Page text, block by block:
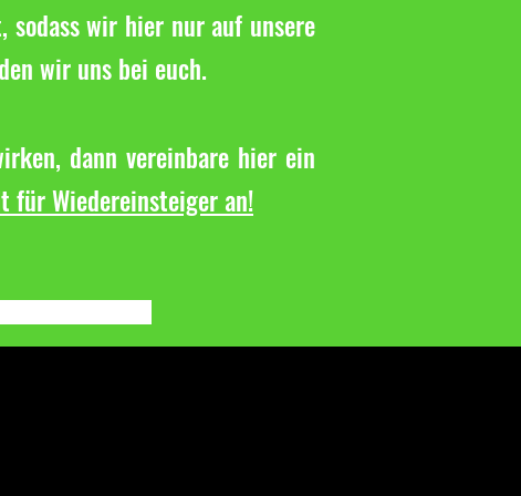
sodass wir hier nur auf unsere
wir uns bei euch.
dann vereinbare hier ein
für Wiedereinsteiger an!